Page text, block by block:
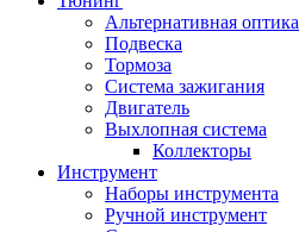
Альтернативная оптика
Подвеска
Тормоза
Система зажигания
Двигатель
Выхлопная система
Коллекторы
Инструмент
Наборы инструмента
Ручной инструмент